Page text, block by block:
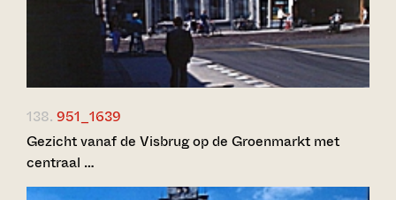
138. 951_1639
Gezicht vanaf de Visbrug op de Groenmarkt met
centraal …